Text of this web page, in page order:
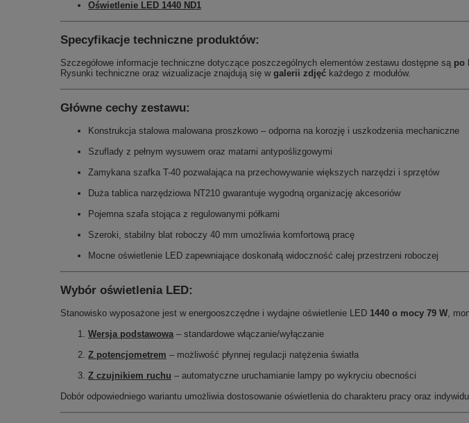
Oświetlenie LED 1440 ND1
Specyfikacje techniczne produktów:
Szczegółowe informacje techniczne dotyczące poszczególnych elementów zestawu dostępne są po
Rysunki techniczne oraz wizualizacje znajdują się w galerii zdjęć każdego z modułów.
Główne cechy zestawu:
Konstrukcja stalowa malowana proszkowo – odporna na korozję i uszkodzenia mechaniczne
Szuflady z pełnym wysuwem oraz matami antypoślizgowymi
Zamykana szafka T-40 pozwalająca na przechowywanie większych narzędzi i sprzętów
Duża tablica narzędziowa NT210 gwarantuje wygodną organizację akcesoriów
Pojemna szafa stojąca z regulowanymi półkami
Szeroki, stabilny blat roboczy 40 mm umożliwia komfortową pracę
Mocne oświetlenie LED zapewniające doskonałą widoczność całej przestrzeni roboczej
Wybór oświetlenia LED:
Stanowisko wyposażone jest w energooszczędne i wydajne oświetlenie LED 1440 o mocy 79 W,
Wersja podstawowa – standardowe włączanie/wyłączanie
Z potencjometrem – możliwość płynnej regulacji natężenia światła
Z czujnikiem ruchu – automatyczne uruchamianie lampy po wykryciu obecności
Dobór odpowiedniego wariantu umożliwia dostosowanie oświetlenia do charakteru pracy oraz